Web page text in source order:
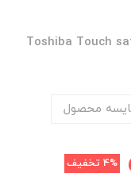
Toshiba Touch
محصول
4% تخفیف